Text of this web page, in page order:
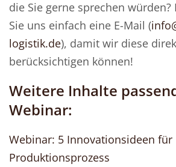
die Sie gerne sprechen
Sie uns einfach eine E-Mail (
logistik.de), damit wir diese
berücksichtigen können!
Weitere Inhalte
Webinar:
Webinar: 5 Innovationsideen für
Produktionsprozess